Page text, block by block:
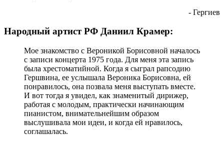
- Гергиев
Народный артист РФ Даниил Крамер:
Мое знакомство с Вероникой Борисовной началось
с записи концерта 1975 года. Для меня эта запись
была хрестоматийной. Когда я сыграл рапсодию
Гершвина, ее услышала Вероника Борисовна, ей
понравилось, она позвала меня выступать вместе.
И вот тогда я увидел, как знаменитый дирижер,
работая с молодым, практически начинающим
пианистом, внимательнейшим образом
выслушивала мои идеи, и когда ей нравилось,
соглашалась.